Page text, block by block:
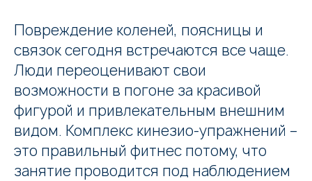
Повреждение коленей, поясницы и
связок сегодня встречаются все чаще.
Люди переоценивают свои
возможности в погоне за красивой
фигурой и привлекательным внешним
видом. Комплекс кинезио-упражнений –
это правильный фитнес потому, что
занятие проводится под наблюдением